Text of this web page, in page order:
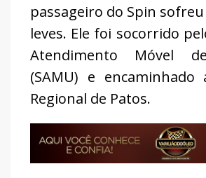
passageiro do Spin
leves. Ele foi socorrido
Atendimento Móvel
(SAMU) e encaminhado
Regional de Patos.